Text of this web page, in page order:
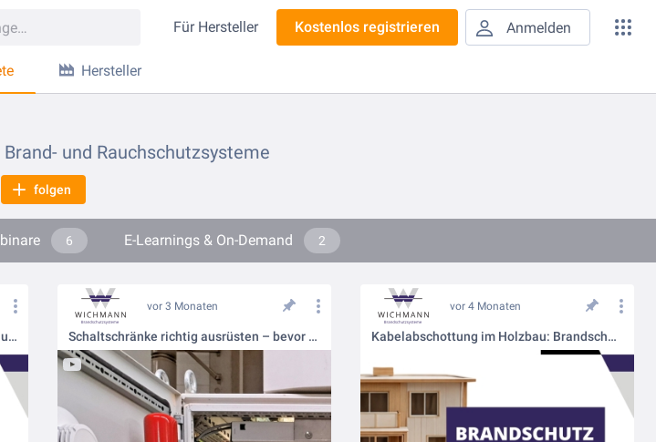
Für Hersteller Kostenlos registrieren Anmelden
Hersteller
Brand- und Rauchschutzsysteme
folgen
6 E-Learnings & On-Demand 2
Neues eLearning für MCT Brattberg Modulabschottungen
vor 3 Monaten
Schaltschränke richtig ausrüsten – bevor aus Hitze ein Brand wird
vor 4 Monaten
Kabelabschottung im Holzbau: Brandschutz frühzeitig integrieren